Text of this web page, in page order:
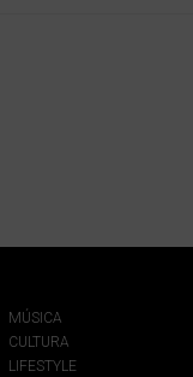
MÚSICA
CULTURA
LIFESTYLE